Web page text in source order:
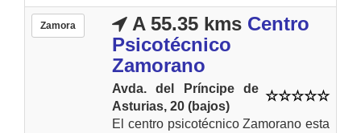
Zamora A 55.35 kms Centro
Psicotécnico
Zamorano
Avda. del Príncipe de
Asturias, 20 (bajos)
El centro psicotécnico Zamorano esta